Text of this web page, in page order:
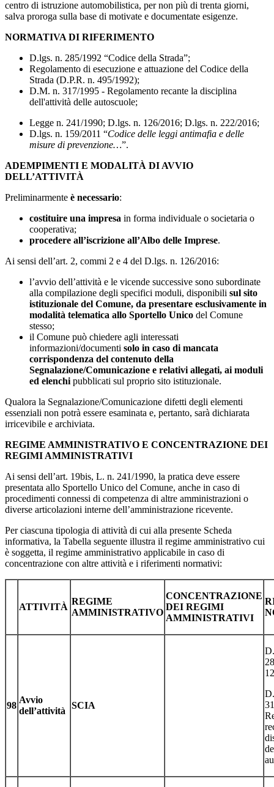
centro di istruzione automobilistica, per non più di trenta giorni,
salva proroga sulla base di motivate e documentate esigenze.
NORMATIVA DI RIFERIMENTO
D.lgs. n. 285/1992 “Codice della Strada”;
Regolamento di esecuzione e attuazione del Codice della
Strada (D.P.R. n. 495/1992);
D.M. n. 317/1995 - Regolamento recante la disciplina
dell'attività delle autoscuole;
Legge n. 241/1990; D.lgs. n. 126/2016; D.lgs. n. 222/2016;
D.lgs. n. 159/2011 “Codice delle leggi antimafia e delle
misure di prevenzione…”.
ADEMPIMENTI E MODALITÀ DI AVVIO
DELL’ATTIVITÀ
Preliminarmente è necessario:
costituire una impresa in forma individuale o societaria o
cooperativa;
procedere all’iscrizione all’Albo delle Imprese.
Ai sensi dell’art. 2, commi 2 e 4 del D.lgs. n. 126/2016:
l’avvio dell’attività e le vicende successive sono subordinate
alla compilazione degli specifici moduli, disponibili sul sito
istituzionale del Comune, da presentare esclusivamente in
modalità telematica allo Sportello Unico del Comune
stesso;
il Comune può chiedere agli interessati
informazioni/documenti solo in caso di mancata
corrispondenza del contenuto della
Segnalazione/Comunicazione e relativi allegati, ai moduli
ed elenchi pubblicati sul proprio sito istituzionale.
Qualora la Segnalazione/Comunicazione difetti degli elementi
essenziali non potrà essere esaminata e, pertanto, sarà dichiarata
irricevibile e archiviata.
REGIME AMMINISTRATIVO E CONCENTRAZIONE DEI
REGIMI AMMINISTRATIVI
Ai sensi dell’art. 19bis, L. n. 241/1990, la pratica deve essere
presentata allo Sportello Unico del Comune, anche in caso di
procedimenti connessi di competenza di altre amministrazioni o
diverse articolazioni interne dell’amministrazione ricevente.
Per ciascuna tipologia di attività di cui alla presente Scheda
informativa, la Tabella seguente illustra il regime amministrativo cui
è soggetta, il regime amministrativo applicabile in caso di
concentrazione con altre attività e i riferimenti normativi:
ATTIVITÀ
REGIME
AMMINISTRATIVO
CONCENTRAZIONE
DEI REGIMI
AMMINISTRATIVI
98
Avvio
dell’attività
SCIA